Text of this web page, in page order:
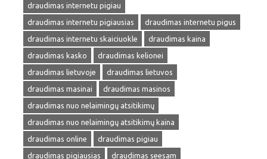
draudimas internetu pigiau
draudimas internetu pigiausias
draudimas internetu pigus
draudimas internetu skaiciuokle
draudimas kaina
draudimas kasko
draudimas kelionei
draudimas lietuvoje
draudimas lietuvos
draudimas masinai
draudimas masinos
draudimas nuo nelaimingų atsitikimų
draudimas nuo nelaimingų atsitikimų kaina
draudimas online
draudimas pigiau
draudimas pigiausias
draudimas seesam